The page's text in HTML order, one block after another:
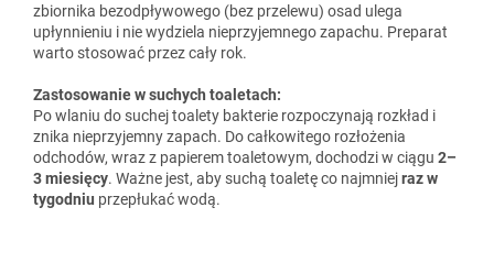
zbiornika bezodpływowego (bez przelewu) osad ulega
upłynnieniu i nie wydziela nieprzyjemnego zapachu. Preparat
warto stosować przez cały rok.
Zastosowanie w suchych toaletach:
Po wlaniu do suchej toalety bakterie rozpoczynają rozkład i
znika nieprzyjemny zapach. Do całkowitego rozłożenia
odchodów, wraz z papierem toaletowym, dochodzi w ciągu 2–
3 miesięcy. Ważne jest, aby suchą toaletę co najmniejraz w
tygodniu przepłukać wodą.